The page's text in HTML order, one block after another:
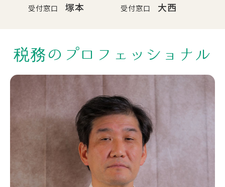
受付窓口塚本 受付窓口 大西
税務の プロフェッショナル